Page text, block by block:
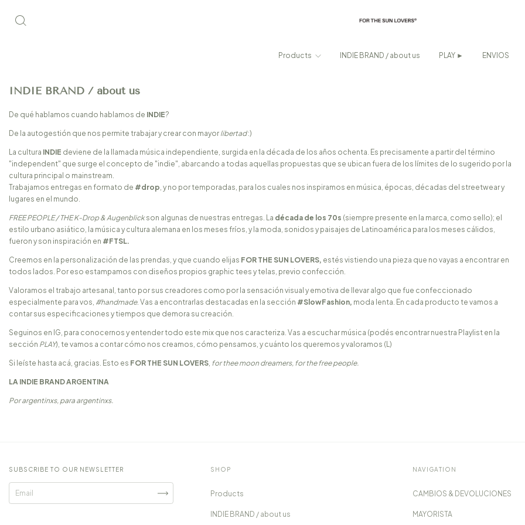
Products INDIE BRAND / about us PLAY ► ENVIOS
INDIE BRAND / about us
De qué hablamos cuando hablamos de INDIE?
De la autogestión que nos permite trabajar y crear con mayor libertad:)
La cultura INDIE deviene de la llamada música independiente, surgida en la década de los años ochenta. Es precisamente a partir del término
"independent" que surge el concepto de "indie", abarcando a todas aquellas propuestas que se ubican fuera de los límites de lo sugerido por la
cultura principal o mainstream.
Trabajamos entregas en formato de #drop, y no por temporadas, para los cuales nos inspiramos en música, épocas, décadas del streetwear y
lugares en el mundo.
FREE PEOPLE / THE K-Drop & Augenblickson algunas de nuestras entregas. La década de los 70s (siempre presente en la marca, como sello); el
estilo urbano asiático, la música y cultura alemana en los meses fríos, y la moda, sonidos y paisajes de Latinoamérica para los meses cálidos,
fueron y son inspiración en #FTSL.
Creemos en la personalización de las prendas, y que cuando elijas FOR THE SUN LOVERS, estés vistiendo una pieza que no vayas a encontrar en
todos lados. Por eso estampamos con diseños propios graphic tees y telas, previo confección.
Valoramos el trabajo artesanal, tanto por sus creadores como por la sensación visual y emotiva de llevar algo que fue confeccionado
especialmente para vos, #handmade. Vas a encontrarlas destacadas en la sección #SlowFashion, moda lenta. En cada producto te vamos a
contar sus especificaciones y tiempos que demora su creación.
Seguinos en IG, para conocernos y entender todo este mix que nos caracteriza. Vas a escuchar música (podés encontrar nuestra Playlist en la
sección PLAY), te vamos a contar cómo nos creamos, cómo pensamos, y cuánto los queremos y valoramos (L)
Si leíste hasta acá, gracias. Esto es FOR THE SUN LOVERS, for thee moon dreamers, for the free people.
LA INDIE BRAND ARGENTINA
Por argentinxs, para argentinxs.
SUBSCRIBE TO OUR NEWSLETTER SHOP
Products
INDIE BRAND / about us
NAVIGATION
CAMBIOS & DEVOLUCIONES
MAYORISTA